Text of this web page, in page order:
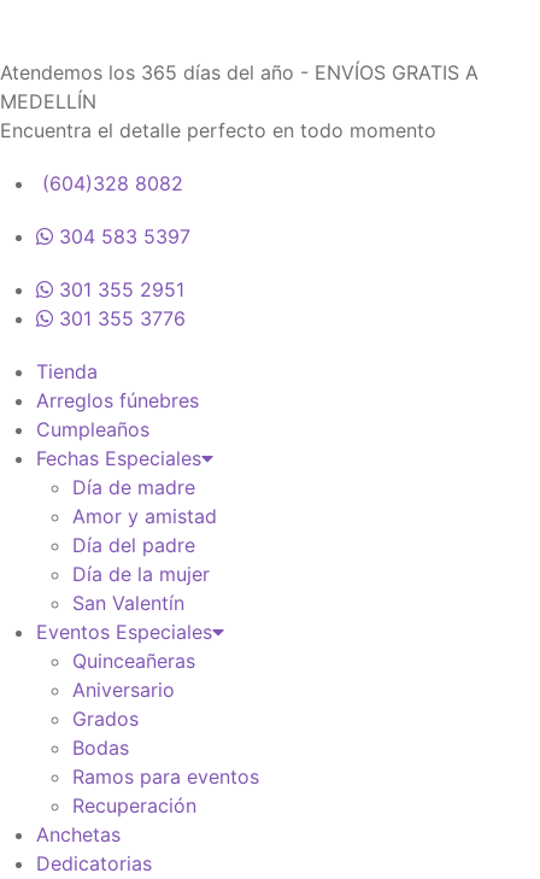
Atendemos los 365 días del año - ENVÍOS GRATIS A
MEDELLÍN
Encuentra el detalle perfecto en todo momento
(604)328 8082
304 583 5397
301 355 2951
301 355 3776
Tienda
Arreglos fúnebres
Cumpleaños
Fechas Especiales
Día de madre
Amor y amistad
Día del padre
Día de la mujer
San Valentín
Eventos Especiales
Quinceañeras
Aniversario
Grados
Bodas
Ramos para eventos
Recuperación
Anchetas
Dedicatorias